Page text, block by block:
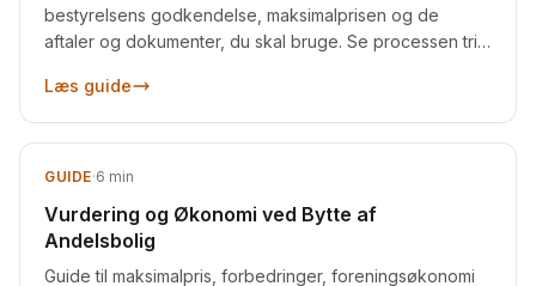
bestyrelsens godkendelse, maksimalprisen og de
aftaler og dokumenter, du skal bruge. Se processen trin
Læs guide
GUIDE·6 min
Vurdering og Økonomi ved Bytte af
Andelsbolig
Guide til maksimalpris, forbedringer, foreningsøkonomi